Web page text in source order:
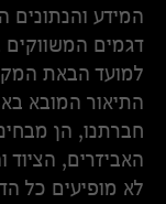
המידע והנתונים
דגמים המשווקים
למועד הבאת
התיאור המובא
חברתנו, הן
האביזרים, הציוד
לא מופיעים כל